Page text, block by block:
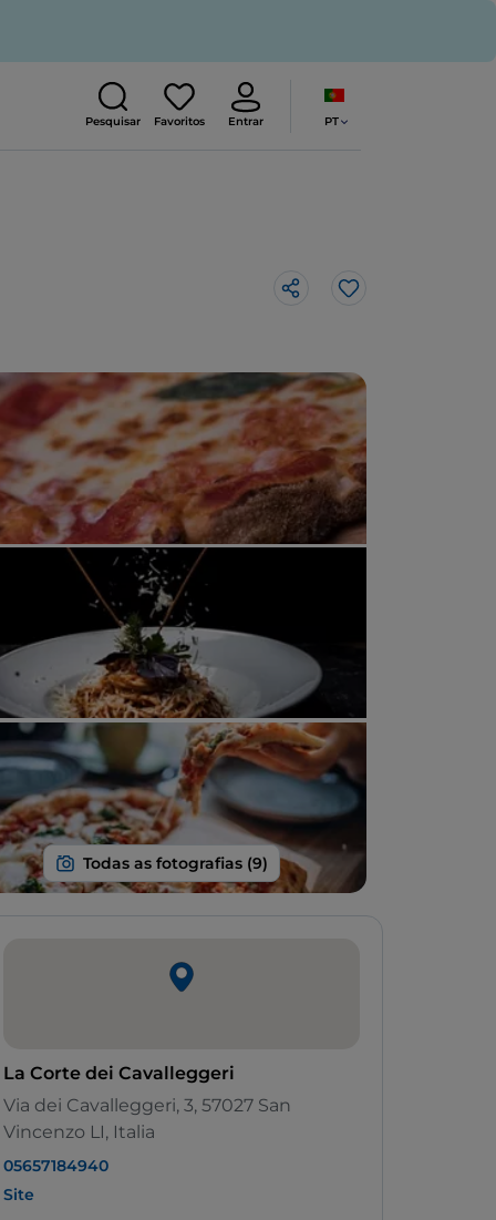
Pesquisar Favoritos Entrar PT
Gosto
La Corte dei Cavalleggeri
Via dei Cavalleggeri, 3, 57027 San
Vincenzo LI, Italia
05657184940
Site